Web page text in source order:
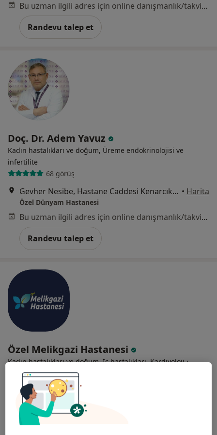
Bu uzman ilgili adres için online danışmanlık/takvim sunmuyor.
Randevu talep et
Doç. Dr. Adem Yavuz
Kadın hastalıkları ve doğum, Üreme endokrinolojisi ve
i̇nfertilite
68 görüş
Gevher Nesibe, Hastane Caddesi Kenarcık Sok No:10, Kayseri • Harita
Özel Dünyam Hastanesi
Bu uzman ilgili adres için online danışmanlık/takvim sunmuyor.
Randevu talep et
Özel Melikgazi Hastanesi
Kadın hastalıkları ve doğum, İç hastalıkları, Kardiyoloji·
Daha fazla
77 görüş
Özel Melikgazi Hastanesi